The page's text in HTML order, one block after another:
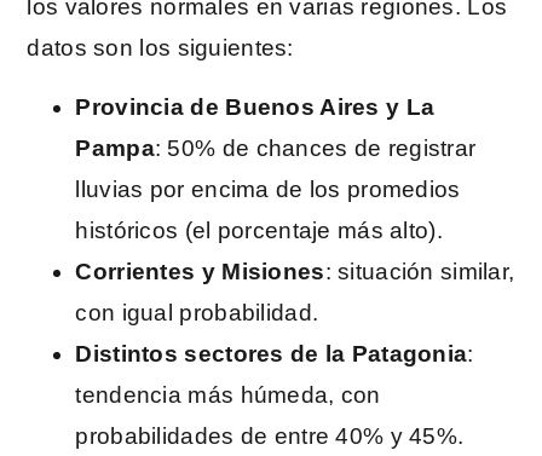
los valores normales en varias regiones. Los
datos son los siguientes:
Provincia de Buenos Aires y La
Pampa: 50% de chances de registrar
lluvias por encima de los promedios
históricos (el porcentaje más alto).
Corrientes y Misiones: situación similar,
con igual probabilidad.
Distintos sectores de la Patagonia:
tendencia más húmeda, con
probabilidades de entre 40% y 45%.